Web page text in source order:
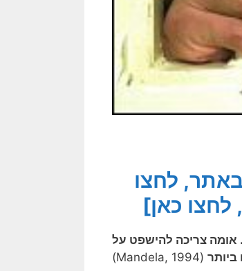
לחצו
כאן]
צריכה להישפט על
(Mandela, 1994)